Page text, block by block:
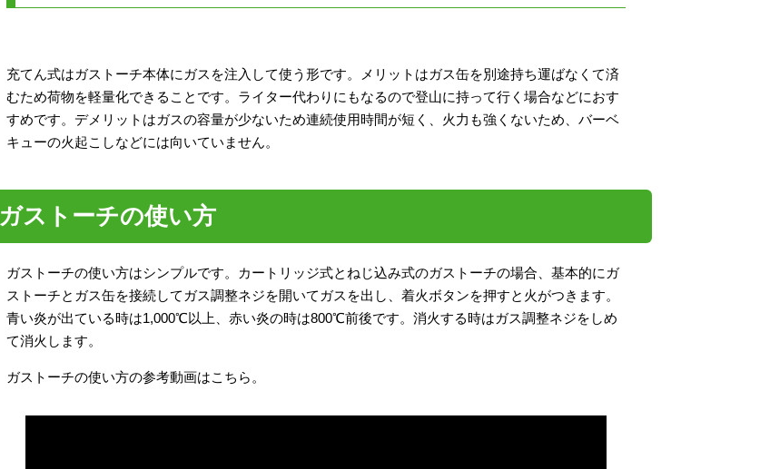
充てん式はガストーチ本体にガスを注入して使う形です。メリットはガス缶を別途持ち運ばなくて済
むため荷物を軽量化できることです。ライター代わりにもなるので登山に持って行く場合などにおす
すめです。デメリットはガスの容量が少ないため連続使用時間が短く、火力も強くないため、バーベ
キューの火起こしなどには向いていません。
ガストーチの使い方
ガストーチの使い方はシンプルです。カートリッジ式とねじ込み式のガストーチの場合、基本的にガ
ストーチとガス缶を接続してガス調整ネジを開いてガスを出し、着火ボタンを押すと火がつきます。
青い炎が出ている時は1,000℃以上、赤い炎の時は800℃前後です。消火する時はガス調整ネジをしめ
て消火します。
ガストーチの使い方の参考動画はこちら。